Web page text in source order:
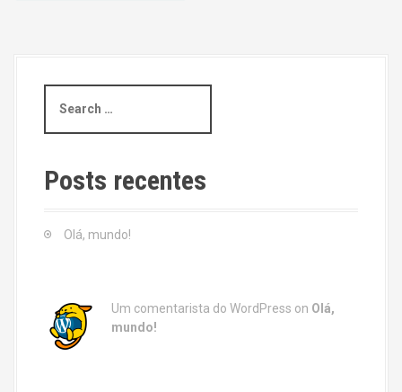
a
c
h
Posts recentes
Olá, mundo!
Um comentarista do WordPress on Olá,
mundo!